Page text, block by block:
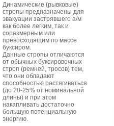
Динамические (рывковые)
стропы предназначены для
эвакуации застрявшего а/м
как более легким, так и
соразмерным или
превосходящим по массе
буксиром.
Данные стропы отличаются
от обычных буксировочных
строп (ремней, тросов) тем,
что они обладают
способностью растягиваться
(до 20-25% от номинальной
длины) и при этом
накапливать достаточно
большую потенциальную
энергию.